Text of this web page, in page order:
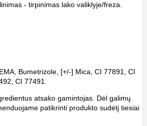
- tirpinimas lako valiklyje/freza.
Bumetrizole, [+/-] Mica, CI 77891, CI
CI 77491.
atsako gamintojas. Dėl galimų
patikrinti produkto sudėtį tiesiai